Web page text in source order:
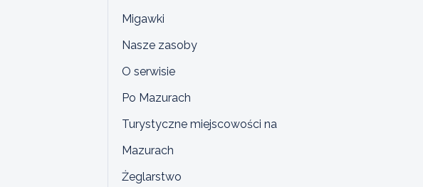
Migawki
Nasze zasoby
O serwisie
Po Mazurach
Turystyczne miejscowości na
Mazurach
Żeglarstwo